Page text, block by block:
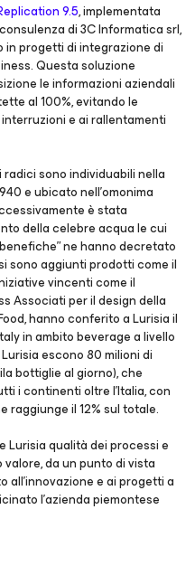
9.5, implementata
di 3C Informatica srl,
in progetti di integrazione di
Questa soluzione
le informazioni aziendali
al 100%, evitando le
e ai rallentamenti
sono individuabili nella
e ubicato nell’omonima
è stata
della celebre acqua le cui
ne hanno decretato
sono aggiunti prodotti come il
vincenti come il
Associati per il design della
hanno conferito a Lurisia il
in ambito beverage a livello
escono 80 milioni di
bottiglie al giorno), che
i continenti oltre l’Italia, con
il 12% sul totale.
Lurisia qualità dei processi e
da un punto di vista
all’innovazione e ai progetti a
l’azienda piemontese